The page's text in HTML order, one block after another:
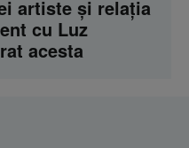
artiste și relația
cu Luz
acesta